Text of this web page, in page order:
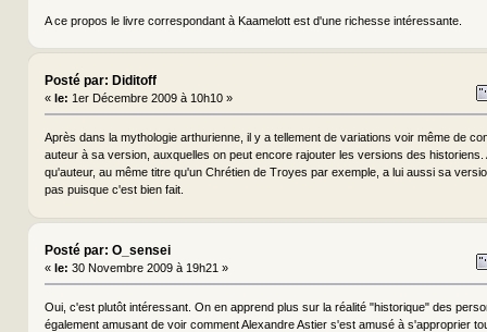
A ce propos le livre correspondant à Kaamelott est d'une richesse intéressante.
Posté par: Diditoff
« le: 1er Décembre 2009 à 10h10 »
Après dans la mythologie arthurienne, il y a tellement de variations voir même de
auteur à sa version, auxquelles on peut encore rajouter les versions des historiens.
qu'auteur, au même titre qu'un Chrétien de Troyes par exemple, a lui aussi sa
pas puisque c'est bien fait.
Posté par: O_sensei
« le: 30 Novembre 2009 à 19h21 »
Oui, c'est plutôt intéressant. On en apprend plus sur la réalité "historique" des
également amusant de voir comment Alexandre Astier s'est amusé à s'approprier